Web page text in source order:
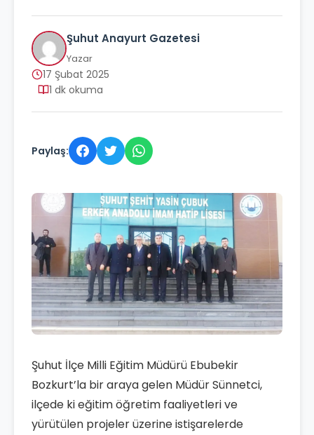
Şuhut Anayurt Gazetesi
Yazar
17 Şubat 2025
1 dk okuma
Paylaş:
Şuhut İlçe Milli Eğitim Müdürü Ebubekir
Bozkurt’la bir araya gelen Müdür Sünnetci,
ilçede ki eğitim öğretim faaliyetleri ve
yürütülen projeler üzerine istişarelerde